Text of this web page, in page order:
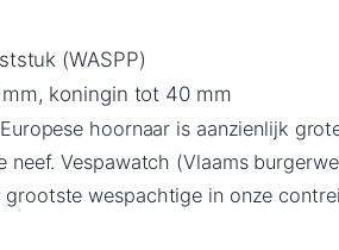
(WASPP)
koningin tot 40 mm
hoornaar is aanzienlijk
Vespawatch (Vlaams
wespachtige in onze